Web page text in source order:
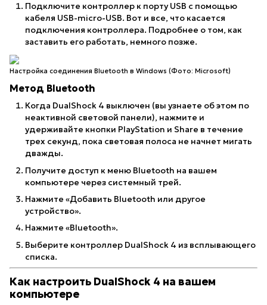
Подключите контроллер к порту USB с помощью
кабеля USB-micro-USB. Вот и все, что касается
подключения контроллера. Подробнее о том, как
заставить его работать, немного позже.
Настройка соединения Bluetooth в Windows (Фото: Microsoft)
Метод Bluetooth
Когда DualShock 4 выключен (вы узнаете об этом по
неактивной световой панели), нажмите и
удерживайте кнопки PlayStation и Share в течение
трех секунд, пока световая полоса не начнет мигать
дважды.
Получите доступ к меню Bluetooth на вашем
компьютере через системный трей.
Нажмите «Добавить Bluetooth или другое
устройство».
Нажмите «Bluetooth».
Выберите контроллер DualShock 4 из всплывающего
списка.
Как настроить DualShock 4 на вашем
компьютере